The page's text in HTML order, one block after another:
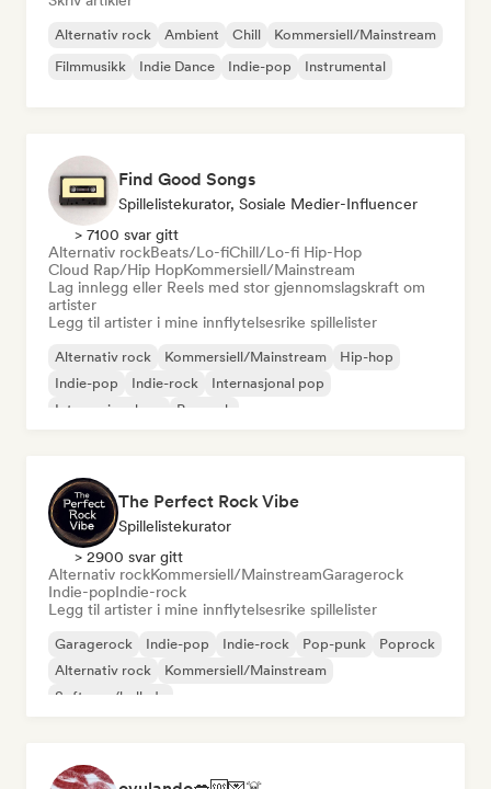
Alternativ rock Ambient Chill
Kommersiell/Mainstream
Filmmusikk
Indie Dance Indie-pop Instrumental
Find Good Songs
Spillelistekurator, Sosiale Medier-Influencer
> 7100 svar gitt
Alternativ rockBeats/Lo-fiChill/Lo-fi Hip-Hop
Cloud Rap/Hip HopKommersiell/Mainstream
Lag innlegg eller Reels med stor gjennomslagskraft om
artister
Legg til artister i mine innflytelsesrike spillelister
Alternativ rock Kommersiell/Mainstream
Hip-hop
Indie-pop
Indie-rock
Internasjonal pop
Internasjonal rap
Poprock
The Perfect Rock Vibe
Spillelistekurator
> 2900 svar gitt
Alternativ rockKommersiell/MainstreamGaragerock
Indie-popIndie-rock
Legg til artister i mine innflytelsesrike spillelister
Garagerock Indie-pop Indie-rock Pop-punk
Poprock
Alternativ rock
Kommersiell/Mainstream
Soft pop/ballade